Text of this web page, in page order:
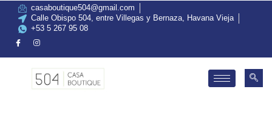
casaboutique504@gmail.com
Calle Obispo 504, entre Villegas y Bernaza, Havana Vieja
+53 5 267 95 08